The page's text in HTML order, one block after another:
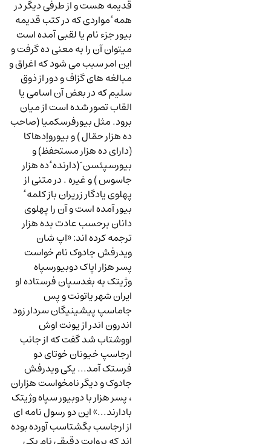
قدیمه هست و از طرفی دیگر در
همه ٔ مواردی که در کتب قدیمه
بیور جزء نام یا لقبی آمده است
میتوان آن را به معنی ده گرفت و
این امر سبب می شود که اغراق و
مبالغه های گزاف و دور از ذوق
سلیم که در بعض آن اسامی یا
القاب تصور شده است از میان
برود. مثل بیورفرسکمیا (صاحب
ده هزار حمّال ) و بیورواِدهاکا
(دارای ده هزار مستحفظ) و
بیورسپئسن َ (دارنده ٔ ده هزار
جاسوس ) و غیره . در متنی از
پهلوی یادگار زریران باز کلمه ٔ
بیور آمده است و آن را پهلوی
دانان برحسب عادت بده هزار
ترجمه کرده اند: «اپ شان
ویدرفش جادوک نام خواست
پسر هزار اپاک دوبیورسپاه
وژیتک به بغدسپان فرستاده او
ایران شهر یاتونت و پس
جاماسپ پیشینیگان سردار زود
اندرون اندر از یونت اوش
اووشتاب شد گفت که از جانب
ارجاسپ خیونان خوتای دو
فرستک آمد... یکی ویدرفش
جادوک و دیگر نامخواست هزاران
، پسر هزار با دوبیور سپاه وژیتک
بادارند...» این دو رسول نامه ای
از ارجاسب بگشتاسب آورده بوده